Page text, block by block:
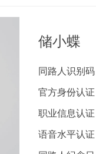
储小蝶
同路人识别码
官方身份认
职业信息认
语音水平认